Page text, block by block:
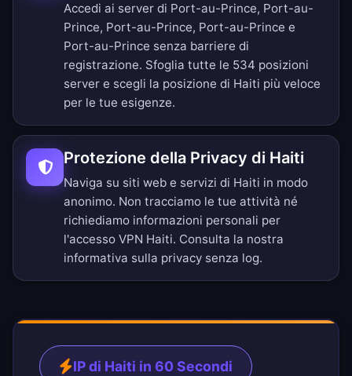
Accedi ai server di Port-au-Prince, Port-au-
Prince, Port-au-Prince, Port-au-Prince e
Port-au-Prince senza barriere di
registrazione. Sfoglia tutte le 534 posizioni
server e scegli la posizione di Haiti più veloce
per le tue esigenze.
Protezione della Privacy di Haiti
Naviga su siti web e servizi di Haiti in modo
anonimo. Non tracciamo le tue attività né
richiediamo informazioni personali per
l'accesso VPN Haiti. Consulta la nostra
informativa sulla privacy senza log.
IP di Haiti in 60 Secondi